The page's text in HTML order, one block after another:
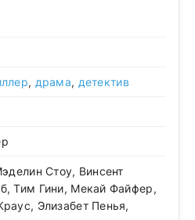
, драма, детектив
Стоу, Винсент
Тим Гини, Мекай Файфер,
Элизабет Пенья,